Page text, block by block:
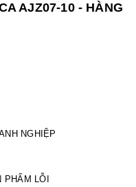
AJZ07-10 - HÀNG
NGHIỆP
PHẨM LỖI